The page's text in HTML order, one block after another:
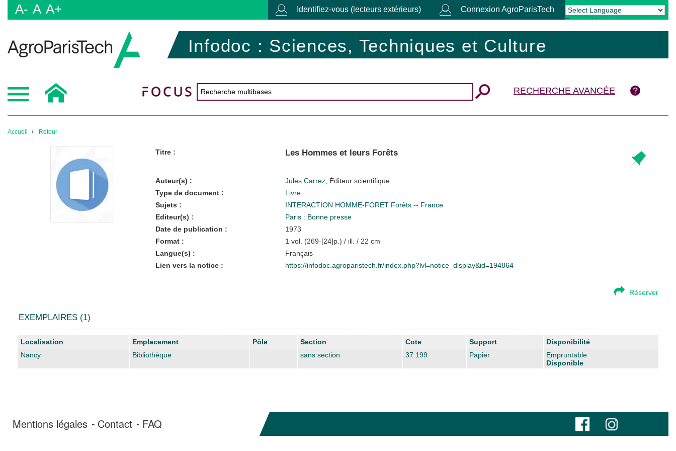
A- A A+ Identifiez-vous (lecteurs extérieurs) Connexion AgroParisTech
Powered by Translate
Infodoc : Sciences, Techniques et Culture
RECHERCHE AVANCÉE
Accueil Retour
Titre : Les Hommes et leurs Forêts
Auteur(s) : Jules Carrez, Éditeur scientifique
Type de document :
Livre
Sujets :
INTERACTION HOMME-FORET Forêts -- France
Editeur(s) :
Paris : Bonne presse
Date de publication :
1973
Format :
1 vol. (269-[24]p.) / ill. / 22 cm
Langue(s) :
Français
Lien vers la notice :
https://infodoc.agroparistech.fr/index.php?lvl=notice_display&id=194864
Réserver
EXEMPLAIRES (1)
Liste des exemplaires
Localisation Emplacement Pôle Section Cote Support
Disponibilité
Nancy
Bibliothèque sans section 37.199 Papier
Empruntable
Disponible
Mentions légales Contact FAQ